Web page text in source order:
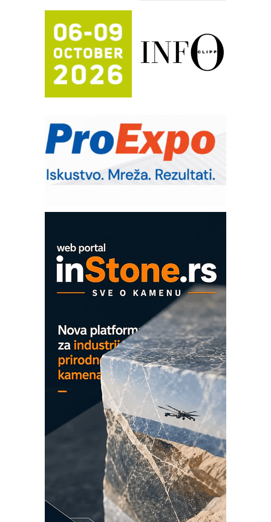
Trajna oznaka kao dugoročna korist
Bezbednost na prvom mestu!
IB BLUMENAUER - više od 40 godina
poverenja u industriji
RMQ-TITAN ADVANCED INDICATOR
– Pametna signalizacija za efikasnije
Sigurnije ispitivanje transformatora u
solarnim elektranama i vetroparkovima
Pranje točkova na gradilištu- standard
modernog i odgovornog građenja
Od porodične kompanije do jednog od
EVOKS Maintenance Management
ROSA i SCHUNK podižu proizvodnju
na viši nivo
Detekcija različitih oblika
MAREX - Lim i mašine za savremena